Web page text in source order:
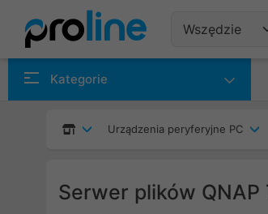
Kategorie
Urządzenia peryferyjne PC
Serwer plików